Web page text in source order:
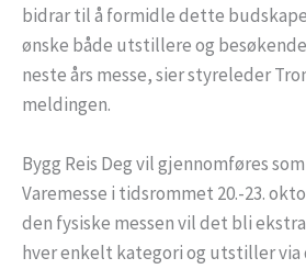
bidrar til å formidle dette
ønske både utstillere og
neste års messe, sier styreleder
meldingen.
Bygg Reis Deg vil gjennomføres
Varemesse i tidsrommet 20.-23.
den fysiske messen vil det bli
hver enkelt kategori og utstiller